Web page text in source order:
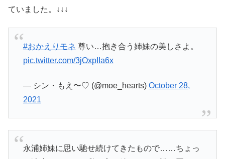
ていました。↓↓↓
#おかえりモネ 尊い…抱き合う姉妹の美しさよ。
pic.twitter.com/3jOxpIIa6x
— シン・もえ〜♡ (@moe_hearts) October 28,
2021
永浦姉妹に思い馳せ続けてきたもので……ちょっ